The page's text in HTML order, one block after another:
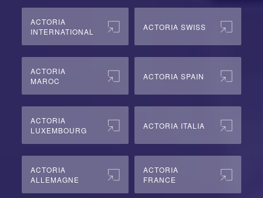
ACTORIA
INTERNATIONAL
ACTORIA SWISS
ACTORIA
MAROC
ACTORIA SPAIN
ACTORIA
LUXEMBOURG
ACTORIA ITALIA
ACTORIA
ALLEMAGNE
ACTORIA
FRANCE